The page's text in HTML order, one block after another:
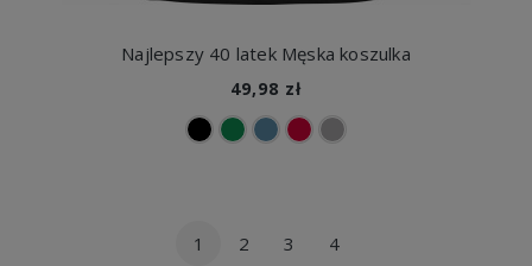
Najlepszy 40 latek Męska koszulka
49,98 zł
1 2 3 4